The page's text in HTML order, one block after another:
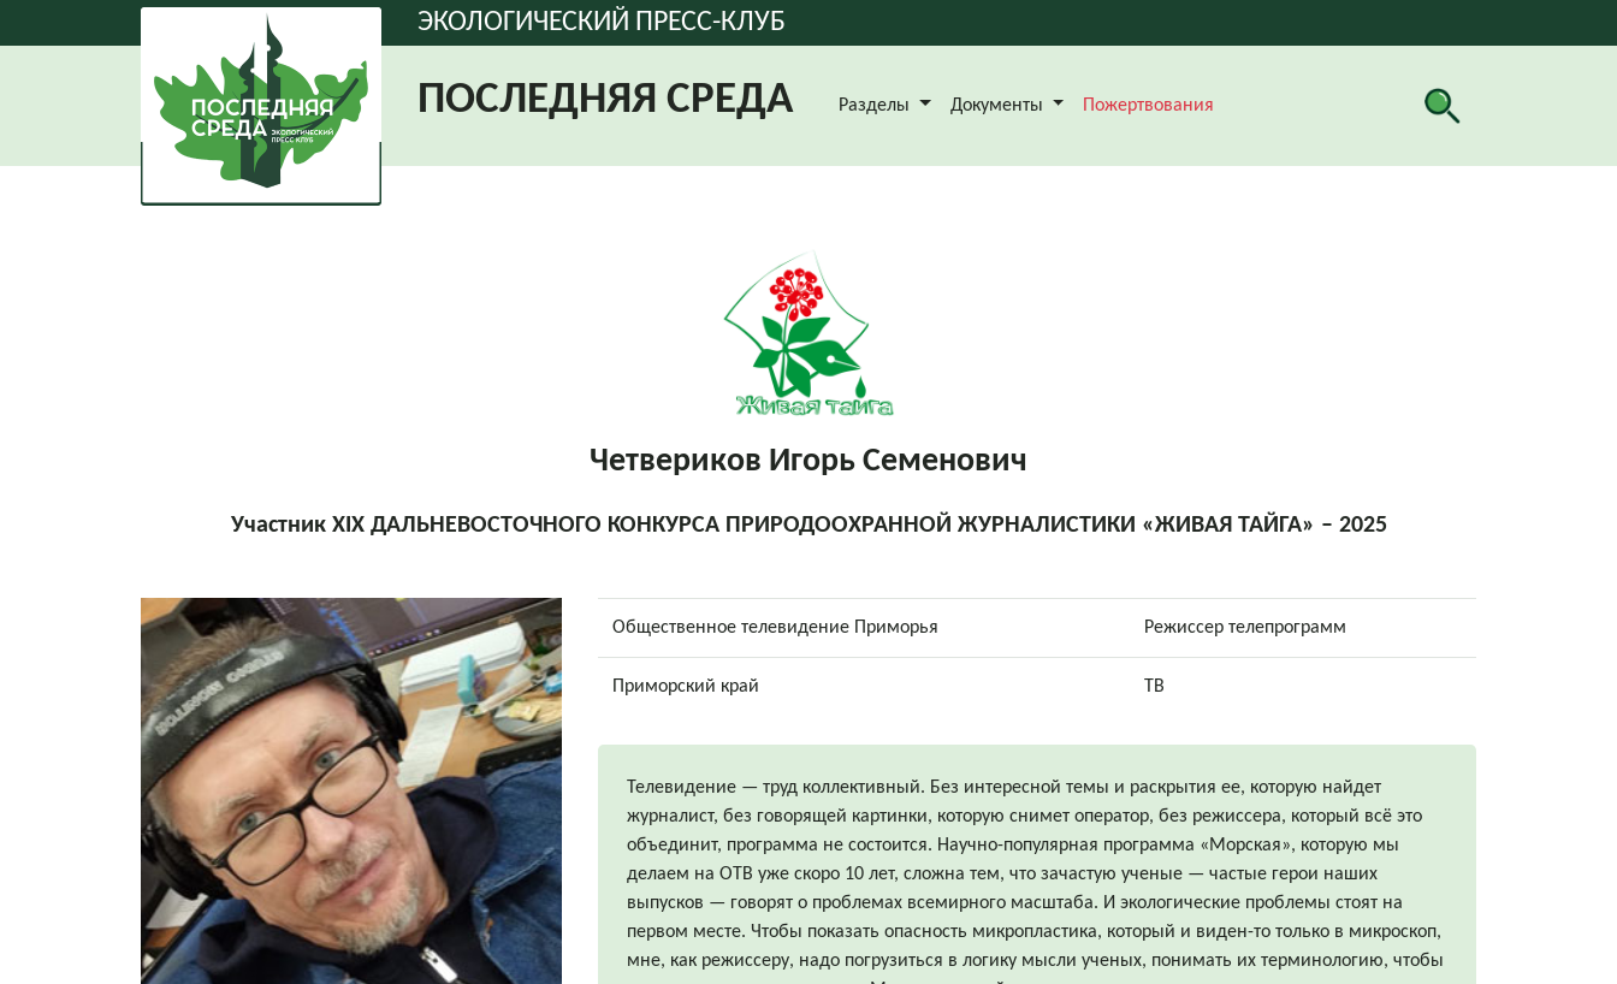
ЭКОЛОГИЧЕСКИЙ ПРЕСС-КЛУБ
ПОСЛЕДНЯЯ СРЕДА Разделы Документы Пожертвования
Четвериков Игорь Семенович
Участник XIX ДАЛЬНЕВОСТОЧНОГО КОНКУРСА ПРИРОДООХРАННОЙ ЖУРНАЛИСТИКИ «ЖИВАЯ ТАЙГА» – 2025
Общественное телевидение Приморья Режиссер телепрограмм
Приморский край ТВ
Телевидение — труд коллективный. Без интересной темы и раскрытия ее, которую найдет
журналист, без говорящей картинки, которую снимет оператор, без режиссера, который всё это
объединит, программа не состоится. Научно-популярная программа «Морская», которую мы
делаем на ОТВ уже скоро 10 лет, сложна тем, что зачастую ученые — частые герои наших
выпусков — говорят о проблемах всемирного масштаба. И экологические проблемы стоят на
первом месте. Чтобы показать опасность микропластика, который и виден-то только в микроскоп,
мне, как режиссеру, надо погрузиться в логику мысли ученых, понимать их терминологию, чтобы